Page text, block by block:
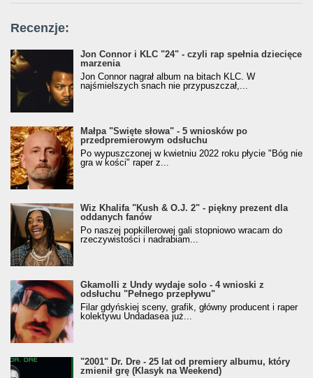
Recenzje:
Jon Connor i KLC "24" - czyli rap spełnia dziecięce
marzenia
Jon Connor nagrał album na bitach KLC. W
najśmielszych snach nie przypuszczał,...
Małpa "Święte słowa" - 5 wniosków po
przedpremierowym odsłuchu
Po wypuszczonej w kwietniu 2022 roku płycie "Bóg nie
gra w kości" raper z...
Wiz Khalifa "Kush & O.J. 2" - piękny prezent dla
oddanych fanów
Po naszej popkillerowej gali stopniowo wracam do
rzeczywistości i nadrabiam...
Gkamolli z Undy wydaje solo - 4 wnioski z
odsłuchu "Pełnego przepływu"
Filar gdyńskiej sceny, grafik, główny producent i raper
kolektywu Undadasea już...
"2001" Dr. Dre - 25 lat od premiery albumu, który
zmienił grę (Klasyk na Weekend)